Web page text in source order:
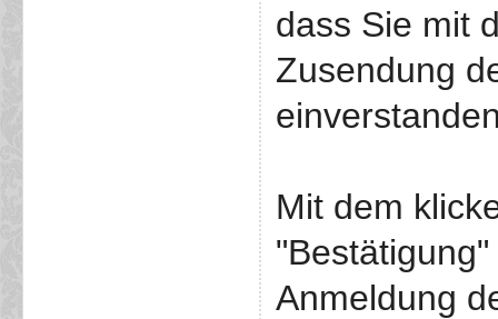
dass Sie mit
Zusendung
Mit dem
Anmeldung